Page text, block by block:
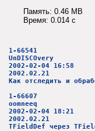
Память: 0.46 MB
Время: 0.014 c
1-66541
UnDISCOvery
2002-02-04 16:58
2002.02.21
Как отследить и
1-66607
oomneeq
2002-02-04 18:21
2002.02.21
TFieldDef через